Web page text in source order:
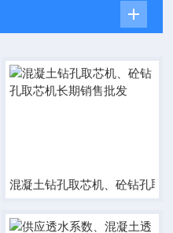
仪价格厂家
混凝土钻孔取芯机、砼钻孔取